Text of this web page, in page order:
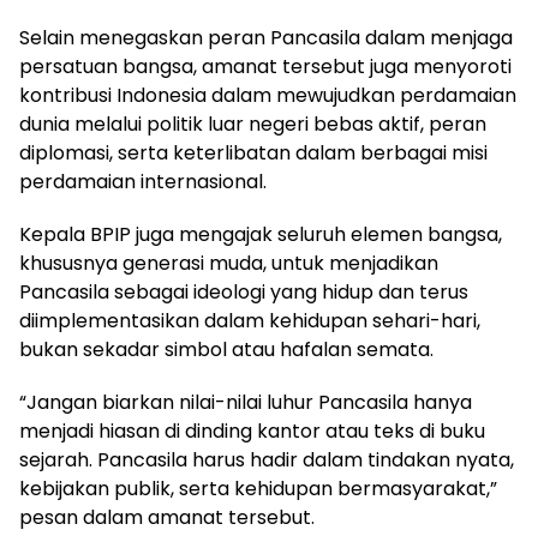
Selain menegaskan peran Pancasila dalam menjaga
persatuan bangsa, amanat tersebut juga menyoroti
kontribusi Indonesia dalam mewujudkan perdamaian
dunia melalui politik luar negeri bebas aktif, peran
diplomasi, serta keterlibatan dalam berbagai misi
perdamaian internasional.
Kepala BPIP juga mengajak seluruh elemen bangsa,
khususnya generasi muda, untuk menjadikan
Pancasila sebagai ideologi yang hidup dan terus
diimplementasikan dalam kehidupan sehari-hari,
bukan sekadar simbol atau hafalan semata.
“Jangan biarkan nilai-nilai luhur Pancasila hanya
menjadi hiasan di dinding kantor atau teks di buku
sejarah. Pancasila harus hadir dalam tindakan nyata,
kebijakan publik, serta kehidupan bermasyarakat,”
pesan dalam amanat tersebut.